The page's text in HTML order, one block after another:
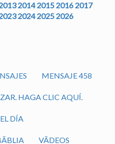
2014 2015 2016 2017
2024 2025 2026
MENSAJE 458
HAGA CLIC AQUÍ.
DÍA
VÃ­DEOS